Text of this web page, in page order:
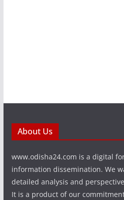
About Us
www.odisha24.com is a digital
information dissemination. We
detailed analysis and
It is a product of our